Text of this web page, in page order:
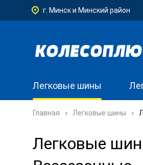
г. Минск и Минский район
Легковые шины
Главная Легковые шины
Легковые